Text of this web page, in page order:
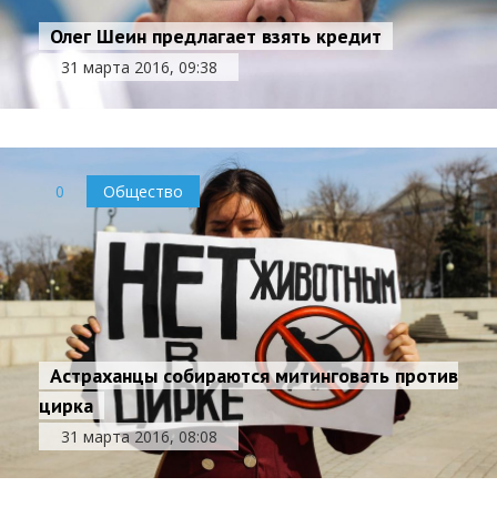
Олег Шеин предлагает взять кредит
31 марта 2016, 09:38
0 Общество
Астраханцы собираются митинговать против
цирка
31 марта 2016, 08:08
В Астраханской области все чаще вербуют
людей в ИГИЛ
30 марта 2016, 18:15